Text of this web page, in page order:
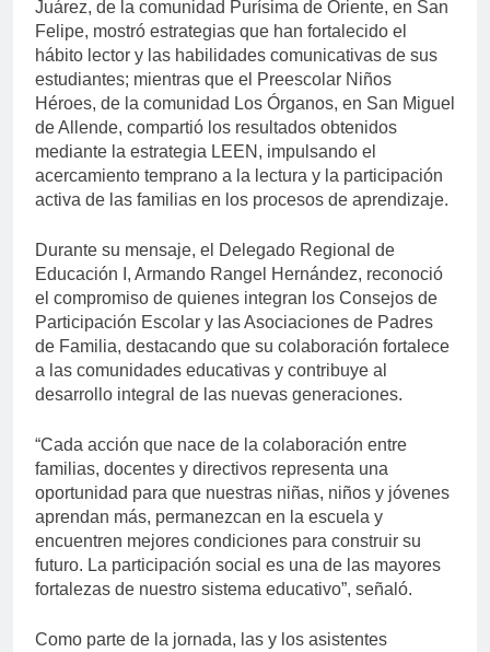
Juárez, de la comunidad Purísima de Oriente, en San
Felipe, mostró estrategias que han fortalecido el
hábito lector y las habilidades comunicativas de sus
estudiantes; mientras que el Preescolar Niños
Héroes, de la comunidad Los Órganos, en San Miguel
de Allende, compartió los resultados obtenidos
mediante la estrategia LEEN, impulsando el
acercamiento temprano a la lectura y la participación
activa de las familias en los procesos de aprendizaje.
Durante su mensaje, el Delegado Regional de
Educación I, Armando Rangel Hernández, reconoció
el compromiso de quienes integran los Consejos de
Participación Escolar y las Asociaciones de Padres
de Familia, destacando que su colaboración fortalece
a las comunidades educativas y contribuye al
desarrollo integral de las nuevas generaciones.
“Cada acción que nace de la colaboración entre
familias, docentes y directivos representa una
oportunidad para que nuestras niñas, niños y jóvenes
aprendan más, permanezcan en la escuela y
encuentren mejores condiciones para construir su
futuro. La participación social es una de las mayores
fortalezas de nuestro sistema educativo”, señaló.
Como parte de la jornada, las y los asistentes